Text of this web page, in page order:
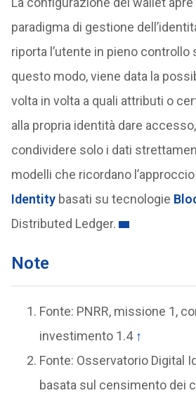
paradigma di gestione
riporta l’utente in pieno controllo
questo modo, viene data la
volta in volta a quali attributi o
alla propria identità dare
condividere solo i dati
modelli che ricordano l’approccio
Identity basati su tecnologie
Distributed Ledger.
Note
Fonte: PNRR, missione 1,
investimento 1.4 ↑
Fonte: Osservatorio Digital
basata sul censimento dei